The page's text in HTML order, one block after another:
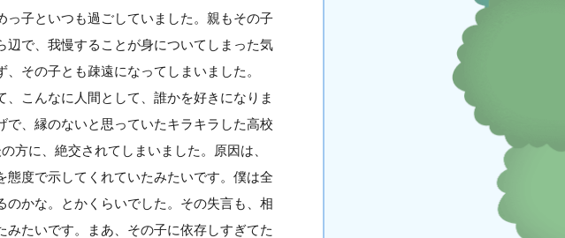
っ子といつも過ごしていました。親もその子
で、我慢することが身についてしまった気
その子とも疎遠になってしまいました。
こんなに人間として、誰かを好きになりま
、縁のないと思っていたキラキラした高校
方に、絶交されてしまいました。原因は、
度で示してくれていたみたいです。僕は全
のかな。とかくらいでした。その失言も、相
たいです。まあ、その子に依存しすぎてた